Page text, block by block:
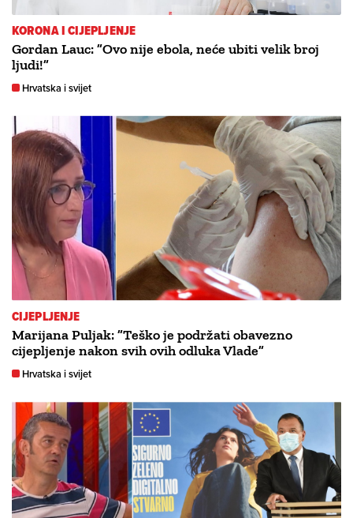
KORONA I CIJEPLJENJE
Gordan Lauc: ”Ovo nije ebola, neće ubiti velik broj
ljudi!”
Hrvatska i svijet
CIJEPLJENJE
Marijana Puljak: ”Teško je podržati obavezno
cijepljenje nakon svih ovih odluka Vlade”
Hrvatska i svijet